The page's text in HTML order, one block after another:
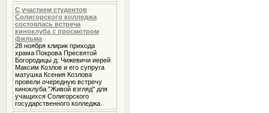
С участием студентов
Солигорского колледжа
состоялась встреча
киноклуба с просмотром
фильма
28 ноября клирик прихода
храма Покрова Пресвятой
Богородицы д. Чижевичи иерей
Максим Козлов и его супруга
матушка Ксения Козлова
провели очередную встречу
киноклуба "Живой взгляд" для
учащихся Солигорского
государственного колледжа.